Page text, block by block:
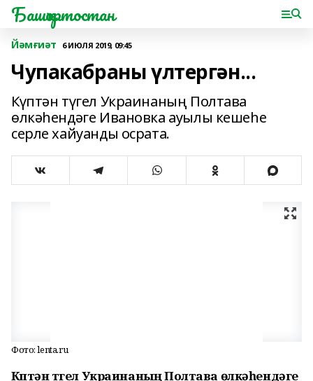
Башҡортостан
Йәмғиәт 6 ИЮЛЯ 2019, 09:45
Чупакабраны үлтергән...
Күптән түгел Украинаның Полтава
өлкәһендәге Ивановка ауылы кешеһе
серле хайуанды осрата.
Фото: lenta.ru
Күптән түгел Украинаның Полтава өлкәһендәге